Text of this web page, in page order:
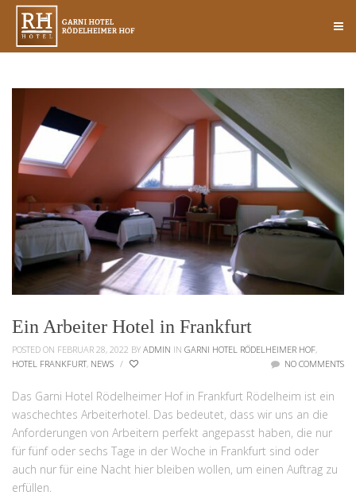
Ein Arbeiter Hotel in Frankfurt
POSTED ON FEBRUAR 28, 2022 BY ADMIN IN GARNI HOTEL RÖDELHEIMER HOF,
HOTEL FRANKFURT, NEWS / NO COMMENTS
Das Garni Hotel Rödelheimer Hof in Frankfurt Rödelheim ist ein
waschechtes Arbeiterhotel. Das bedeutet, dass wir uns an die
Anforderungen von Arbeitern perfekt angepasst haben, die nur
für fünf oder sechs Tage in der Woche in Frankfurt sind oder
auch nur für eine Nacht hier bleiben wollen, um einen Auftrag zu
erfüllen.